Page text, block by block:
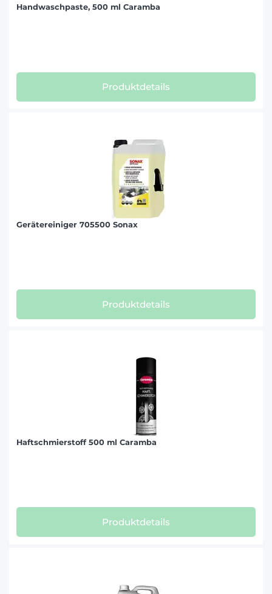
Handwaschpaste, 500 ml Caramba
Produktdetails
Gerätereiniger 705500 Sonax
Produktdetails
Haftschmierstoff 500 ml Caramba
Produktdetails